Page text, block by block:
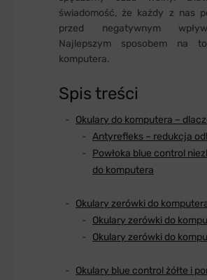
świadomość, że każdy z nas
przed negatywnym
Najlepszym sposobem na
komputera.
Spis treści
Okulary do komputera –
Antyrefleks – redukcja
Powłoka blue control
do komputera
Okulary zerówki do
Okulary zerówki do
Okulary zerówki do
Okulary blue control żółte i